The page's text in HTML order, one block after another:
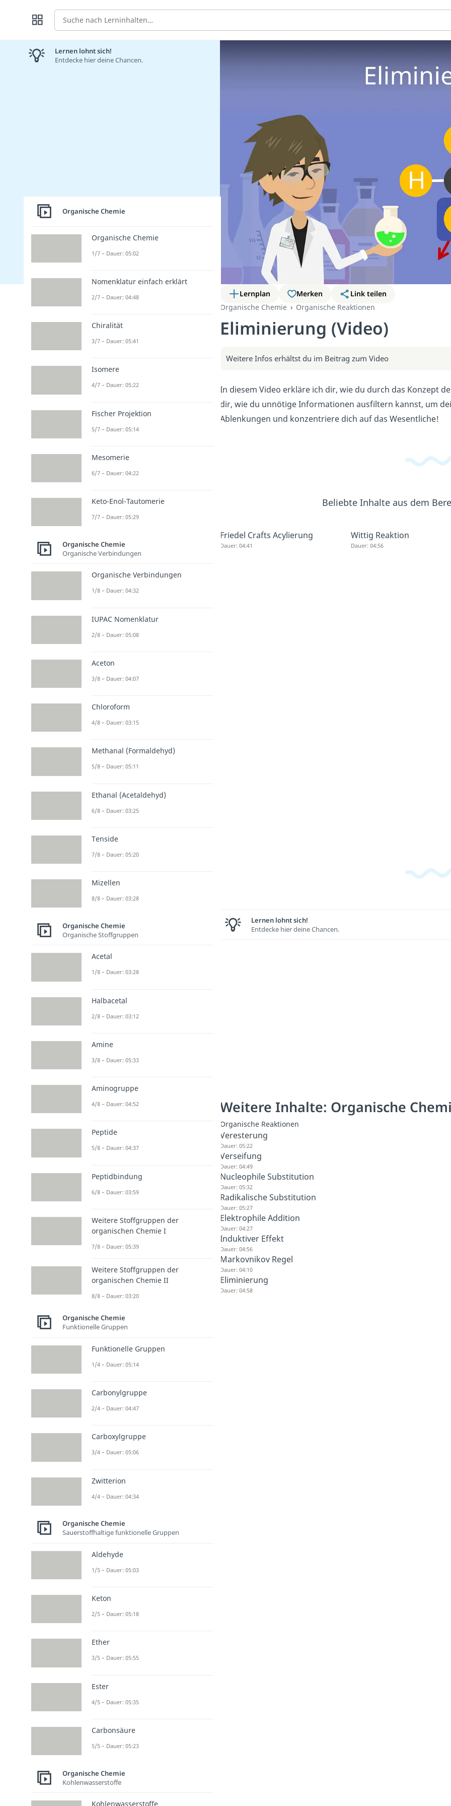
Suche
Lernplan Merken
Link teilen
Organische Chemie
Organische Reaktionen
Eliminierung (Video)
Weitere Infos erhältst du im Beitrag zum Video
In diesem Video erkläre ich dir, wie du durch das Konzept
dir, wie du unnötige Informationen ausfiltern kannst, um
Ablenkungen und konzentriere dich auf das Wesentliche!
Beliebte Inhalte aus dem
Friedel Crafts Acylierung
Dauer: 04:41
Wittig Reaktion
Dauer: 04:56
Lernen lohnt sich!
Entdecke hier deine Chancen.
Weitere Inhalte: Organische
Organische Reaktionen
Veresterung
Dauer: 05:22
Verseifung
Dauer: 04:49
Nucleophile Substitution
Dauer: 05:32
Radikalische Substitution
Dauer: 05:27
Elektrophile Addition
Dauer: 04:27
Induktiver Effekt
Dauer: 04:56
Markovnikov Regel
Dauer: 04:10
Eliminierung
Dauer: 04:58
Lernen lohnt sich!
Entdecke hier deine Chancen.
Organische Chemie
Organische Chemie
1/7 – Dauer: 05:02
Nomenklatur einfach erklärt
2/7 – Dauer: 04:48
Chiralität
3/7 – Dauer: 05:41
Isomere
4/7 – Dauer: 05:22
Fischer Projektion
5/7 – Dauer: 05:14
Mesomerie
6/7 – Dauer: 04:22
Keto-Enol-Tautomerie
7/7 – Dauer: 05:29
Organische Chemie
Organische Verbindungen
Organische Verbindungen
1/8 – Dauer: 04:32
IUPAC Nomenklatur
2/8 – Dauer: 05:08
Aceton
3/8 – Dauer: 04:07
Chloroform
4/8 – Dauer: 03:15
Methanal (Formaldehyd)
5/8 – Dauer: 05:11
Ethanal (Acetaldehyd)
6/8 – Dauer: 03:25
Tenside
7/8 – Dauer: 05:20
Mizellen
8/8 – Dauer: 03:28
Organische Chemie
Organische Stoffgruppen
Acetal
1/8 – Dauer: 03:28
Halbacetal
2/8 – Dauer: 03:12
Amine
3/8 – Dauer: 05:33
Aminogruppe
4/8 – Dauer: 04:52
Peptide
5/8 – Dauer: 04:37
Peptidbindung
6/8 – Dauer: 03:59
Weitere Stoffgruppen der
organischen Chemie I
7/8 – Dauer: 05:39
Weitere Stoffgruppen der
organischen Chemie II
8/8 – Dauer: 03:20
Organische Chemie
Funktionelle Gruppen
Funktionelle Gruppen
1/4 – Dauer: 05:14
Carbonylgruppe
2/4 – Dauer: 04:47
Carboxylgruppe
3/4 – Dauer: 05:06
Zwitterion
4/4 – Dauer: 04:34
Organische Chemie
Sauerstoffhaltige funktionelle Gruppen
Aldehyde
1/5 – Dauer: 05:03
Keton
2/5 – Dauer: 05:18
Ether
3/5 – Dauer: 05:55
Ester
4/5 – Dauer: 05:35
Carbonsäure
5/5 – Dauer: 05:23
Organische Chemie
Kohlenwasserstoffe
Kohlenwasserstoffe